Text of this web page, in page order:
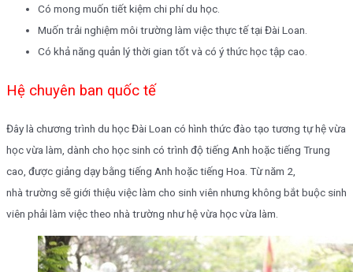
Có mong muốn tiết kiệm chi phí du học.
Muốn trải nghiệm môi trường làm việc thực tế tại Đài Loan.
Có khả năng quản lý thời gian tốt và có ý thức học tập cao.
Hệ chuyên ban quốc tế
Đây là chương trình du học Đài Loan có hình thức đào tạo tương tự hệ vừa
học vừa làm, dành cho học sinh có trình độ tiếng Anh hoặc tiếng Trung
cao, được giảng dạy bằng tiếng Anh hoặc tiếng Hoa. Từ năm 2,
nhà trường sẽ giới thiệu việc làm cho sinh viên nhưng không bắt buộc sinh
viên phải làm việc theo nhà trường như hệ vừa học vừa làm.